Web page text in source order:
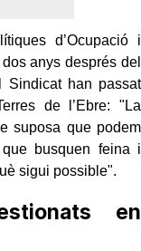
d’Ocupació i
anys després del
Sindicat han passat
de l’Ebre: "La
suposa que podem
busquen feina i
sigui possible".
en